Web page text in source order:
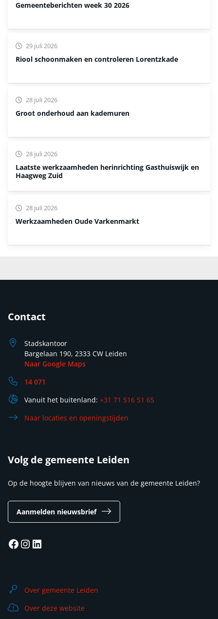
Gemeenteberichten week 30 2026
Riool schoonmaken en controleren Lorentzkade
29 juli 2026
Groot onderhoud aan kademuren
28 juli 2026
Laatste werkzaamheden herinrichting Gasthuiswijk en
Haagweg Zuid
28 juli 2026
Werkzaamheden Oude Varkenmarkt
28 juli 2026
Contact
Stadskantoor
Bargelaan 190, 2333 CW Leiden
Naar Google Maps
14 071
Vanuit het buitenland: +31 71 516 51 65
Naar locaties en openingstijden
Volg de gemeente Leiden
Op de hoogte blijven van nieuws van de gemeente Leiden?
Aanmelden nieuwsbrief
Facebook
Instagram
LinkedIn
Over gemeente Leiden
Over deze website